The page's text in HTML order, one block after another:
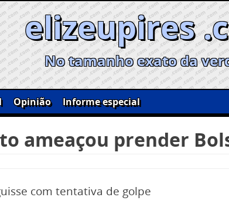
elizeupires
No tamanho exato da
Opinião
Informe especial
ameaçou prender
com tentativa de golpe